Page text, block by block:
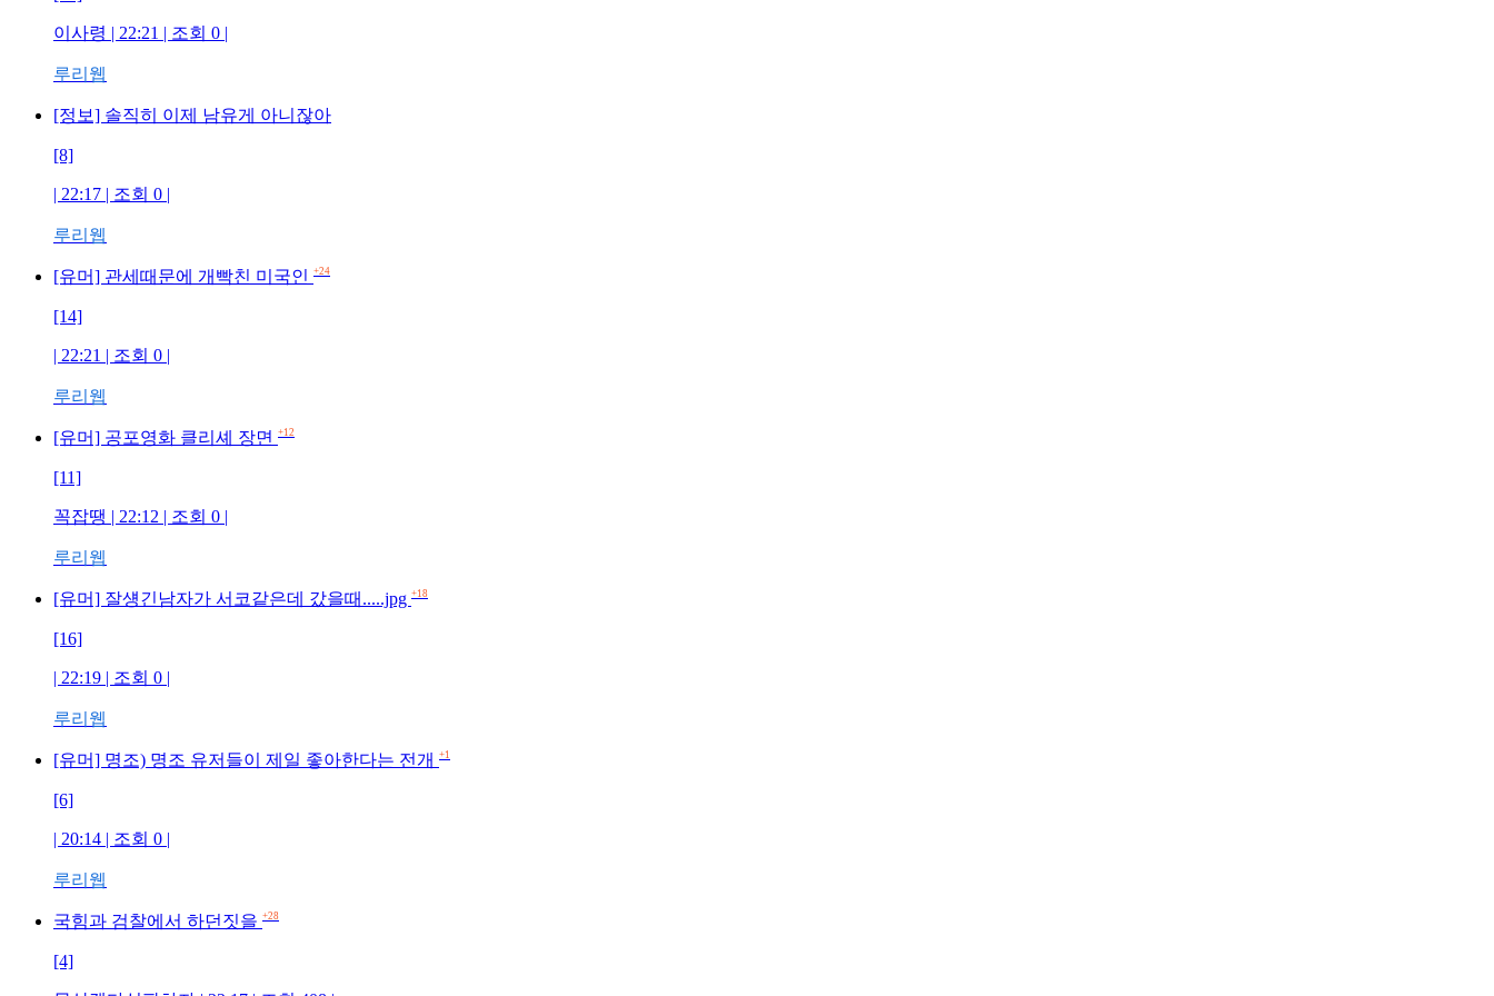
이사령 | 22:21 | 조회 0 |
루리웹
[정보] 솔직히 이제 남유게 아니잖아
[8]
| 22:17 | 조회 0 |
루리웹
[유머] 관세때문에 개빡친 미국인 +24
[14]
| 22:21 | 조회 0 |
루리웹
[유머] 공포영화 클리셰 장면 +12
[11]
꼭잡땡 | 22:12 | 조회 0 |
루리웹
[유머] 잘섕긴남자가 서코같은데 갔을때.....jpg +18
[16]
| 22:19 | 조회 0 |
루리웹
[유머] 명조) 명조 유저들이 제일 좋아한다는 전개 +1
[6]
| 20:14 | 조회 0 |
루리웹
국힘과 검찰에서 하던짓을 +28
[4]